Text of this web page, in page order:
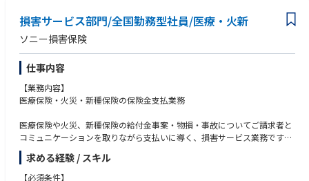
■教育体制
・入社後、約１週間程度、座学研修を通じて損害サービス業務の基礎知識
やシステムを使用した演習により事故対応のオペレーションを学んでいた
だきます。
・各職場へ配属された後は、先輩社員がチューターとなり独り立ちまでマ
ンツーマンでフォローを行います。
・段階的に難易度の高い業務を担当していくことになりますが、社内外の
研修等により知識やスキルを習得する機会を提供しています。損害サービ
ス業務の経験のない方も多く入社されているため安心して働いていただけ
ます。
損害サービス部門/全国勤務型社員/医療・火新
ソニー損害保険
仕事内容
【業務内容】
医療保険・火災・新種保険の保険金支払業務
医療保険や火災、新種保険の給付金事案・物損・事故についてご請求者と
コミュニケーションを取りながら支払いに導く、損害サービス業務です。
お客さまへの初期対応にはじまり、鑑定人と連携した損害確認、保険金の
算定、保険金や給付金のお支払いに至るまでのプロセスを担当いただきま
求める経験 / スキル
【必須条件】